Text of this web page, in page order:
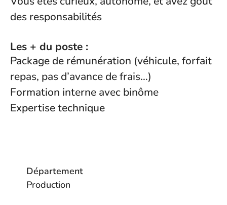
des responsabilités
Les + du poste :
Package de rémunération (véhicule, forfait
repas, pas d’avance de frais…)
Formation interne avec binôme
Expertise technique
Département
Production